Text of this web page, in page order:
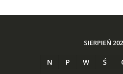
SIERPIEŃ
N P W Ś